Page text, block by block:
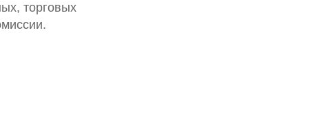
торговых